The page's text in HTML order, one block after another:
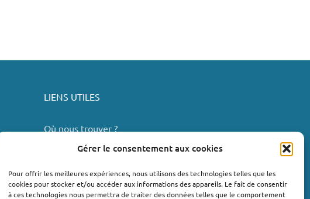
Gérer le consentement aux cookies
Pour offrir les meilleures expériences, nous utilisons des technologies telles que les
cookies pour stocker et/ou accéder aux informations des appareils. Le fait de consentir
à ces technologies nous permettra de traiter des données telles que le comportement
LIENS UTILES
Où nous trouver ?
Valréas
Le Teil